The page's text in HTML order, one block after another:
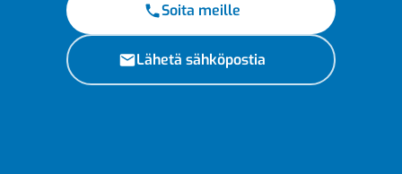
Soita meille
Lähetä sähköpostia